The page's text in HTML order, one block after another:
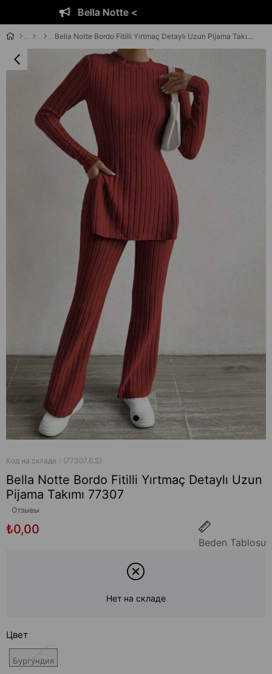
Bella Notte <
Bella Notte Bordo Fitilli Yırtmaç Detaylı Uzun Pijama Takımı 77307
Код на складе (77307.6.S)
Bella Notte Bordo Fitilli Yırtmaç Detaylı Uzun
Pijama Takımı 77307
Отзывы
₺0,00
Beden Tablosu
Нет на складе
Цвет
Бургундия